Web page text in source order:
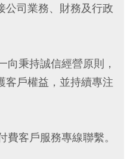
公司業務、財務及行政
向秉持誠信經營原則，
客戶權益，並持續專注
客戶服務專線聯繫。